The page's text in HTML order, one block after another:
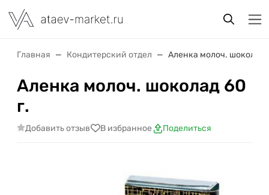
Главная Кондитерский отдел Аленка молоч. шоколад
Аленка молоч. шоколад 60
г.
Добавить отзыв В избранное Поделиться